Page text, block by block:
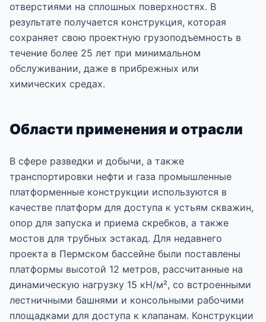
отверстиями на сплошных поверхностях. В
результате получается конструкция, которая
сохраняет свою проектную грузоподъемность в
течение более 25 лет при минимальном
обслуживании, даже в прибрежных или
химических средах.
Области применения и отрасли
В сфере разведки и добычи, а также
транспортировки нефти и газа промышленные
платформенные конструкции используются в
качестве платформ для доступа к устьям скважин,
опор для запуска и приема скребков, а также
мостов для трубных эстакад. Для недавнего
проекта в Пермском бассейне были поставлены
платформы высотой 12 метров, рассчитанные на
динамическую нагрузку 15 кН/м², со встроенными
лестничными башнями и консольными рабочими
площадками для доступа к клапанам. Конструкции